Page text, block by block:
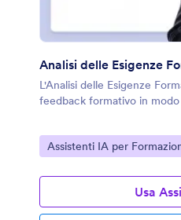
Analisi delle Esigenze
L'Analisi delle Esigenze
feedback formativo in
Vai alla Categoria:
Assistenti IA per
Usa